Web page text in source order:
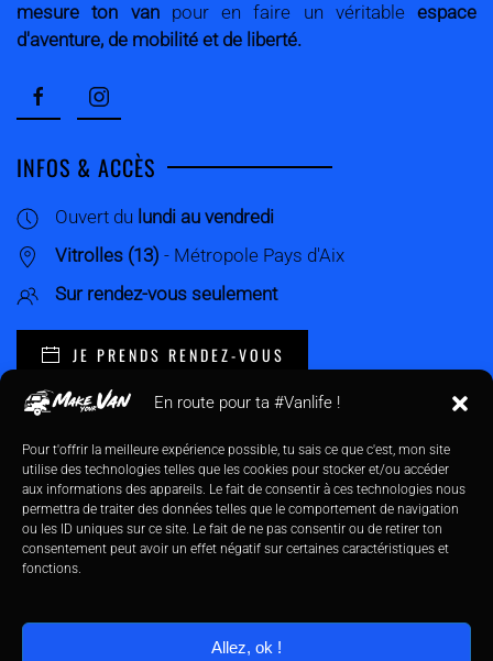
En route pour ta #Vanlife !
Pour t'offrir la meilleure expérience possible, tu sais ce que c'est, mon site
utilise des technologies telles que les cookies pour stocker et/ou accéder
aux informations des appareils. Le fait de consentir à ces technologies nous
permettra de traiter des données telles que le comportement de navigation
ou les ID uniques sur ce site. Le fait de ne pas consentir ou de retirer ton
consentement peut avoir un effet négatif sur certaines caractéristiques et
fonctions.
Allez, ok !
mesure ton vanpour en faire un véritable espace
d'aventure, de mobilité et de liberté.
INFOS & ACCÈS
Ouvert du lundi au vendredi
Vitrolles (13) - Métropole Pays d'Aix
Sur rendez-vous seulement
JE PRENDS RENDEZ-VOUS
PLAN DU SITE
La Petite Histoire
Mes Services
Projets Réalisés